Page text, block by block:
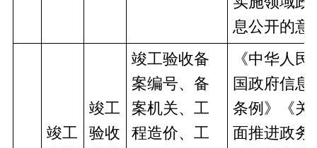
息公开的意
竣工
竣工
验收
竣工验收备
案编号、备
案机关、工
程造价、工
《中华人民
国政府信息
条例》《关
面推进政务